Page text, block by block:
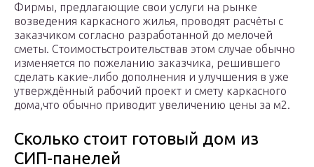
Фирмы, предлагающие свои услуги на рынке
возведения каркасного жилья, проводят расчёты с
заказчиком согласно разработанной до мелочей
сметы. Стоимостьстроительствав этом случае обычно
изменяется по пожеланию заказчика, решившего
сделать какие-либо дополнения и улучшения в уже
утверждённый рабочий проект и смету каркасного
дома,что обычно приводит увеличению цены за м2.
Сколько стоит готовый дом из
СИП-панелей